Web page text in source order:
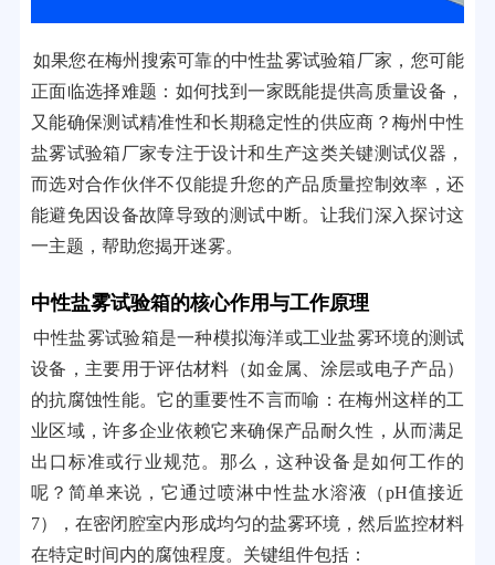
如果您在梅州搜索可靠的中性盐雾试验箱厂家，您可能
正面临选择难题：如何找到一家既能提供高质量设备，
又能确保测试精准性和长期稳定性的供应商？梅州中性
盐雾试验箱厂家专注于设计和生产这类关键测试仪器，
而选对合作伙伴不仅能提升您的产品质量控制效率，还
能避免因设备故障导致的测试中断。让我们深入探讨这
一主题，帮助您揭开迷雾。
中性盐雾试验箱的核心作用与工作原理
中性盐雾试验箱是一种模拟海洋或工业盐雾环境的测试
设备，主要用于评估材料（如金属、涂层或电子产品）
的抗腐蚀性能。它的重要性不言而喻：在梅州这样的工
业区域，许多企业依赖它来确保产品耐久性，从而满足
出口标准或行业规范。那么，这种设备是如何工作的
呢？简单来说，它通过喷淋中性盐水溶液（pH值接近
7），在密闭腔室内形成均匀的盐雾环境，然后监控材料
在特定时间内的腐蚀程度。关键组件包括：